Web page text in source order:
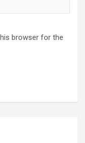
browser for the